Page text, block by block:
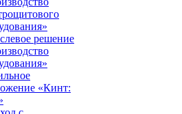
решение
«Кинт: